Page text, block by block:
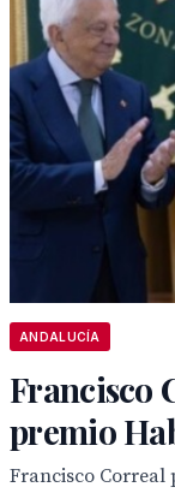
ANDALUCÍA
Francisco
premio
Francisco Correal